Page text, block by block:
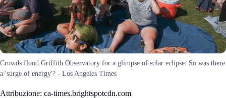
Crowds flood Griffith Observatory for a glimpse of solar eclipse. So was there
a 'surge of energy'? - Los Angeles Times
Attribuzione: ca-times.brightspotcdn.com